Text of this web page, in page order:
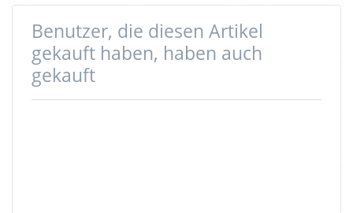
Benutzer, die diesen Artikel
gekauft haben, haben auch
gekauft